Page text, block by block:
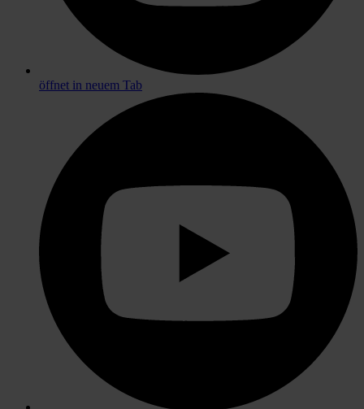
öffnet in neuem Tab